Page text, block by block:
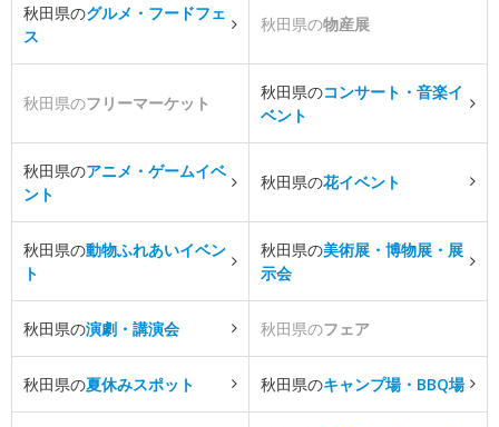
秋田県のグルメ・フードフェ
ス
秋田県の物産展
秋田県のフリーマーケット
秋田県のコンサート・音楽イ
ベント
秋田県のアニメ・ゲームイベ
ント
秋田県の花イベント
秋田県の動物ふれあいイベン
ト
秋田県の美術展・博物展・展
示会
秋田県の演劇・講演会 秋田県のフェア
秋田県の夏休みスポット 秋田県のキャンプ場・BBQ場